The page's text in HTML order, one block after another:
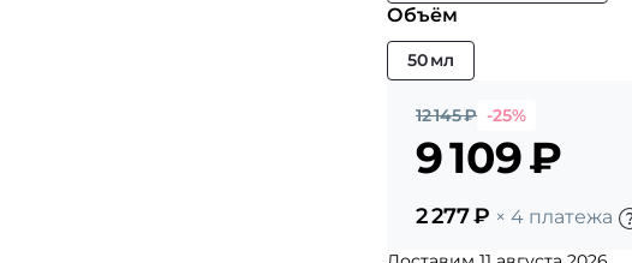
Объём
50 мл
12 145₽ -25%
9 109₽
2 277₽ × 4 платежа